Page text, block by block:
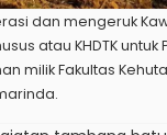
dan mengeruk
atau KHDTK
milik Fakultas